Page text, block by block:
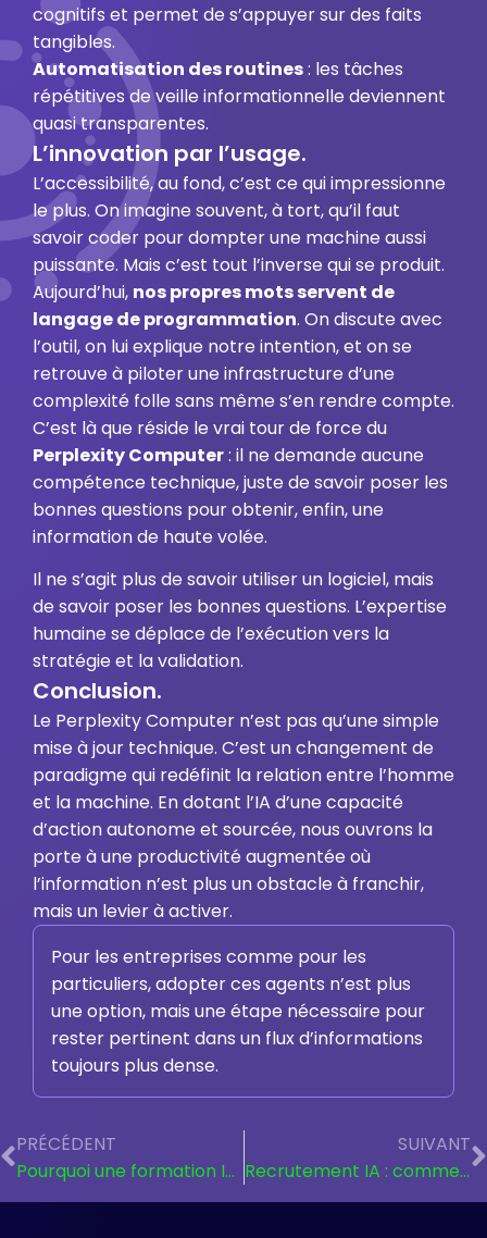
cognitifs et permet de s’appuyer sur des faits
tangibles.
Automatisation des routines: les tâches
répétitives de veille informationnelle deviennent
quasi transparentes.
L’innovation par l’usage.
L’accessibilité, au fond, c’est ce qui impressionne
le plus. On imagine souvent, à tort, qu’il faut
savoir coder pour dompter une machine aussi
puissante. Mais c’est tout l’inverse qui se produit.
Aujourd’hui, nos propres mots servent de
langage de programmation. On discute avec
l’outil, on lui explique notre intention, et on se
retrouve à piloter une infrastructure d’une
complexité folle sans même s’en rendre compte.
C’est là que réside le vrai tour de force du
Perplexity Computer: il ne demande aucune
compétence technique, juste de savoir poser les
bonnes questions pour obtenir, enfin, une
information de haute volée.
Il ne s’agit plus de savoir utiliser un logiciel, mais
de savoir poser les bonnes questions. L’expertise
humaine se déplace de l’exécution vers la
stratégie et la validation.
Conclusion.
Le Perplexity Computer n’est pas qu’une simple
mise à jour technique. C’est un changement de
paradigme qui redéfinit la relation entre l’homme
et la machine. En dotant l’IA d’une capacité
d’action autonome et sourcée, nous ouvrons la
porte à une productivité augmentée où
l’information n’est plus un obstacle à franchir,
mais un levier à activer.
Pour les entreprises comme pour les
particuliers, adopter ces agents n’est plus
une option, mais une étape nécessaire pour
rester pertinent dans un flux d’informations
toujours plus dense.
PRÉCÉDENT
Pourquoi une formation IA générative est devenue le levier incontournable de 2026 ?
SUIVANT
Recrutement IA : comment l’intégrer sans perdre l’humain ?